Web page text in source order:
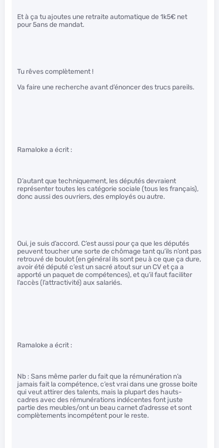
Et à ça tu ajoutes une retraite automatique de 1k5€ net
pour 5ans de mandat.
Tu rêves complètement !
Va faire une recherche avant d’énoncer des trucs pareils.
Ramaloke a écrit :
D’autant que techniquement, les députés devraient
représenter toutes les catégorie sociale (tous les français),
donc aussi des ouvriers, des employés ou autre.
Oui, je suis d’accord. C’est aussi pour ça que les députés
peuvent toucher une sorte de chômage tant qu’ils n’ont pas
retrouvé de boulot (en général ils sont peu à ce que ça dure,
avoir été député c’est un sacré atout sur un CV et ça a
apporté un paquet de compétences), et qu’il faut faciliter
l’accès (l’attractivité) aux salariés.
Ramaloke a écrit :
Nb : Sans même parler du fait que la rémunération n’a
jamais fait la compétence, c’est vrai dans une grosse boite
qui veut attirer des talents, mais la plupart des hauts-
cadres avec des rémunérations indécentes font juste
partie des meubles/ont un beau carnet d’adresse et sont
complètements incompétent pour le reste.